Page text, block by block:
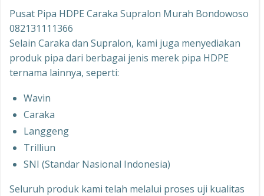
Pusat Pipa HDPE Caraka Supralon Murah Bondowoso
082131111366
Selain Caraka dan Supralon, kami juga menyediakan
produk pipa dari berbagai jenis merek pipa HDPE
ternama lainnya, seperti:
Wavin
Caraka
Langgeng
Trilliun
SNI (Standar Nasional Indonesia)
Seluruh produk kami telah melalui proses uji kualitas